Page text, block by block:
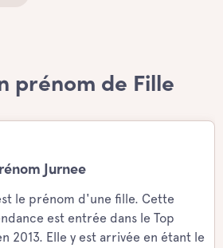
prénom de Fille
Jurnee
le prénom d'une fille. Cette
est entrée dans le Top
2013. Elle y est arrivée en étant le